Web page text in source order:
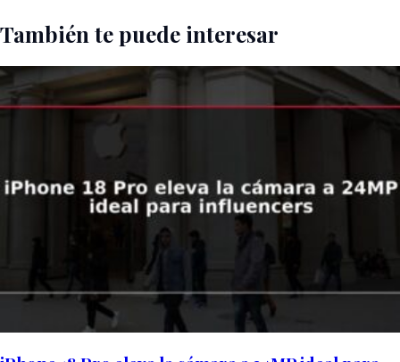
También te puede interesar